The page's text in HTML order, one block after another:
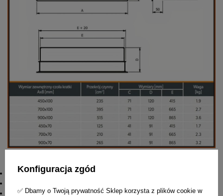
obudowy kominkowe
tylko wewnątrz pomieszczeń
Konfiguracja zgód
✅ Dbamy o Twoją prywatność Sklep korzysta z plików cookie w